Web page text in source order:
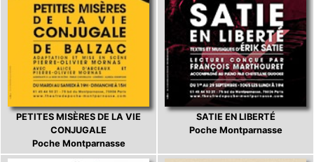
PETITES MISÈRES DE LA VIE
CONJUGALE
Poche Montparnasse
SATIE EN LIBERTÉ
Poche Montparnasse